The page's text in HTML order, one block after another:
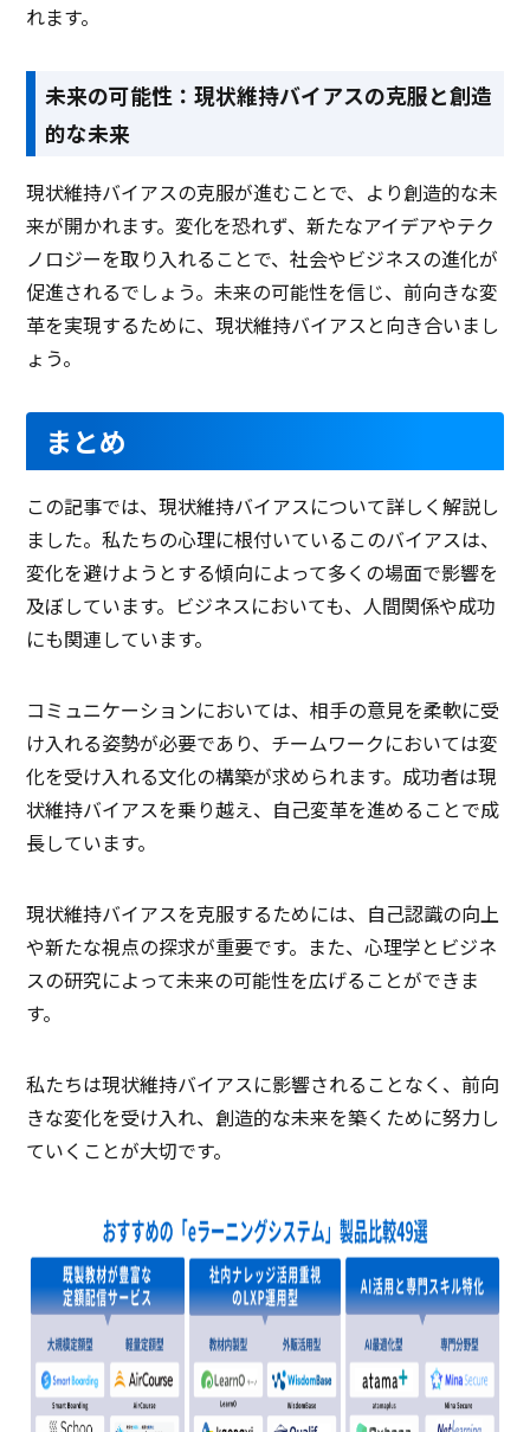
れます。
未来の可能性：現状維持バイアスの克服と創造
的な未来
現状維持バイアスの克服が進むことで、より創造的な未
来が開かれます。変化を恐れず、新たなアイデアやテク
ノロジーを取り入れることで、社会やビジネスの進化が
促進されるでしょう。未来の可能性を信じ、前向きな変
革を実現するために、現状維持バイアスと向き合いまし
ょう。
まとめ
この記事では、現状維持バイアスについて詳しく解説し
ました。私たちの心理に根付いているこのバイアスは、
変化を避けようとする傾向によって多くの場面で影響を
及ぼしています。ビジネスにおいても、人間関係や成功
にも関連しています。
コミュニケーションにおいては、相手の意見を柔軟に受
け入れる姿勢が必要であり、チームワークにおいては変
化を受け入れる文化の構築が求められます。成功者は現
状維持バイアスを乗り越え、自己変革を進めることで成
長しています。
現状維持バイアスを克服するためには、自己認識の向上
や新たな視点の探求が重要です。また、心理学とビジネ
スの研究によって未来の可能性を広げることができま
す。
私たちは現状維持バイアスに影響されることなく、前向
きな変化を受け入れ、創造的な未来を築くために努力し
ていくことが大切です。